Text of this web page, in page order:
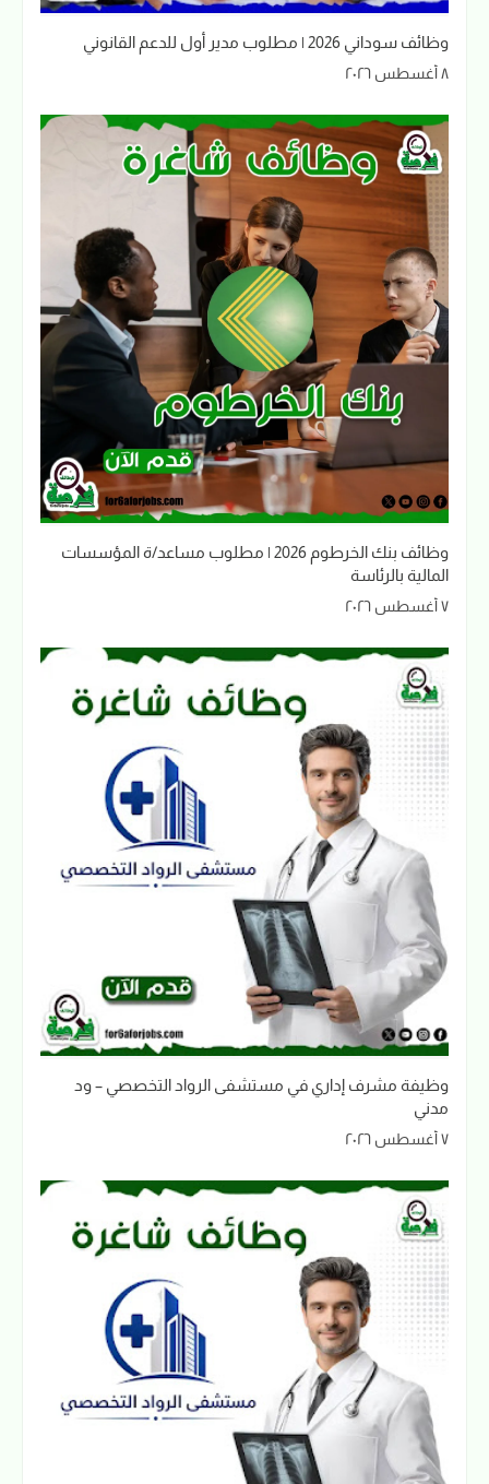
وظائف سوداني 2026 | مطلوب مدير أول للدعم القانوني
٨ أغسطس ٢٠٢٦
وظائف بنك الخرطوم 2026 | مطلوب مساعد/ة المؤسسات
المالية بالرئاسة
٧ أغسطس ٢٠٢٦
وظيفة مشرف إداري في مستشفى الرواد التخصصي – ود
مدني
٧ أغسطس ٢٠٢٦